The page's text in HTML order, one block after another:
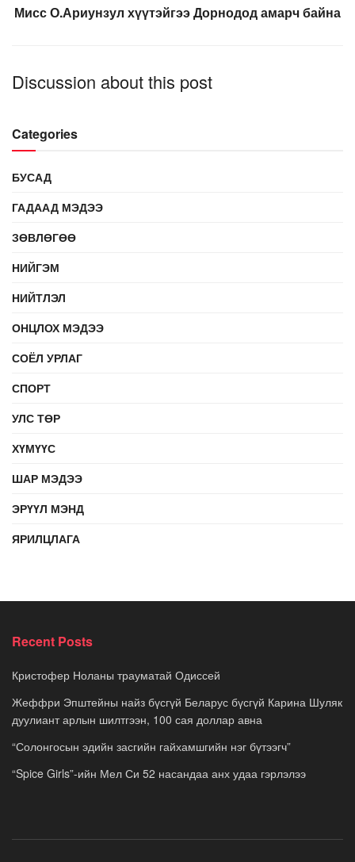
Мисс О.Ариунзул хүүтэйгээ Дорнодод амарч байна
Discussion about this post
Categories
БУСАД
ГАДААД МЭДЭЭ
ЗӨВЛӨГӨӨ
НИЙГЭМ
НИЙТЛЭЛ
ОНЦЛОХ МЭДЭЭ
СОЁЛ УРЛАГ
СПОРТ
УЛС ТӨР
ХҮМҮҮС
ШАР МЭДЭЭ
ЭРҮҮЛ МЭНД
ЯРИЛЦЛАГА
Recent Posts
Кристофер Ноланы трауматай Одиссей
Жеффри Эпштейны найз бүсгүй Беларус бүсгүй Карина Шуляк
дуулиант арлын шилтгээн, 100 сая доллар авна
“Солонгосын эдийн засгийн гайхамшгийн нэг бүтээгч”
“Spice Girls”-ийн Мел Си 52 насандаа анх удаа гэрлэлээ